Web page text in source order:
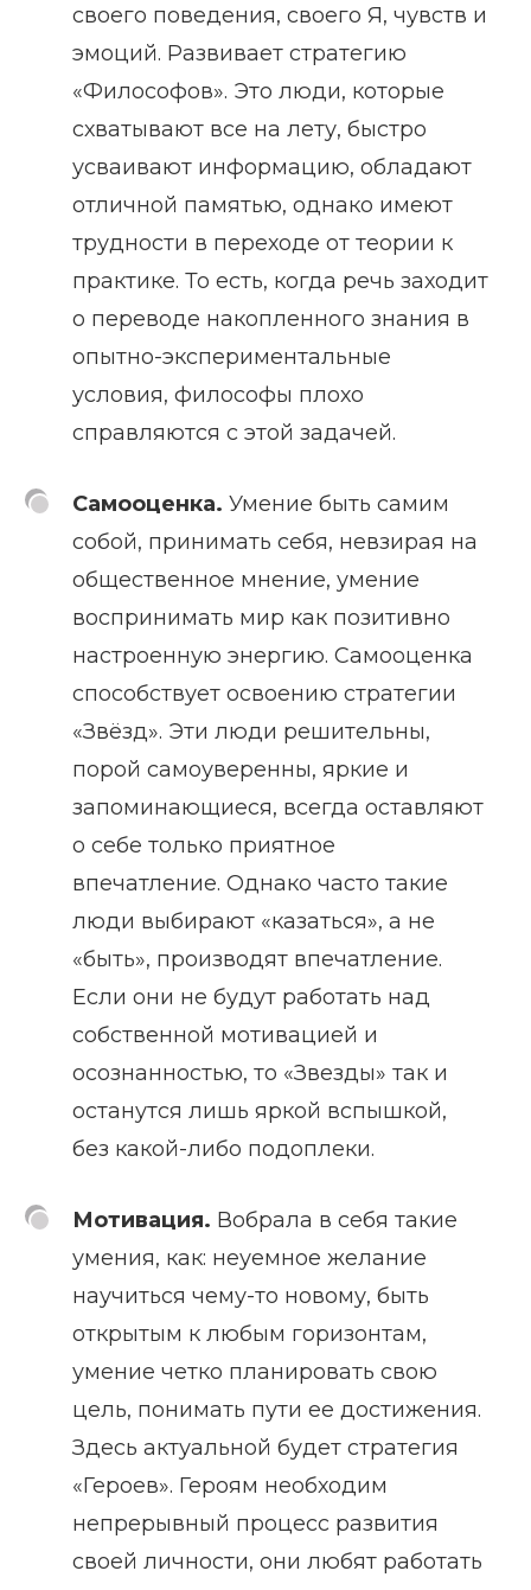
своего поведения, своего Я, чувств и
эмоций. Развивает стратегию
«Философов». Это люди, которые
схватывают все на лету, быстро
усваивают информацию, обладают
отличной памятью, однако имеют
трудности в переходе от теории к
практике. То есть, когда речь заходит
о переводе накопленного знания в
опытно-экспериментальные
условия, философы плохо
справляются с этой задачей.
Самооценка. Умение быть самим
собой, принимать себя, невзирая на
общественное мнение, умение
воспринимать мир как позитивно
настроенную энергию. Самооценка
способствует освоению стратегии
«Звёзд». Эти люди решительны,
порой самоуверенны, яркие и
запоминающиеся, всегда оставляют
о себе только приятное
впечатление. Однако часто такие
люди выбирают «казаться», а не
«быть», производят впечатление.
Если они не будут работать над
собственной мотивацией и
осознанностью, то «Звезды» так и
останутся лишь яркой вспышкой,
без какой-либо подоплеки.
Мотивация. Вобрала в себя такие
умения, как: неуемное желание
научиться чему-то новому, быть
открытым к любым горизонтам,
умение четко планировать свою
цель, понимать пути ее достижения.
Здесь актуальной будет стратегия
«Героев». Героям необходим
непрерывный процесс развития
своей личности, они любят работать